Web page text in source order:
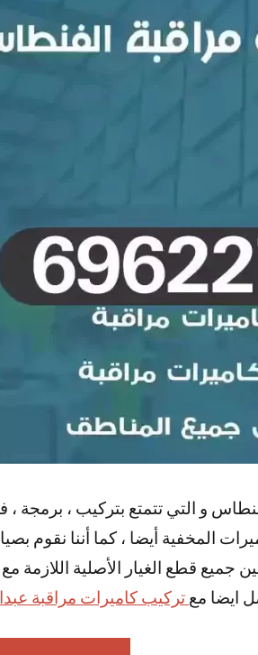
و التي تتمتع بتركيب ، برمجة ،
المخفية أيضا ، كما أننا نقوم
جميع قطع الغيار الأصلية اللازمة
ايضا مع تركيب كاميرات مراقبة